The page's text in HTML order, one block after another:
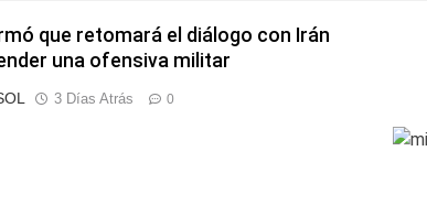
que retomará el diálogo con Irán
una ofensiva militar
3 Días Atrás 0